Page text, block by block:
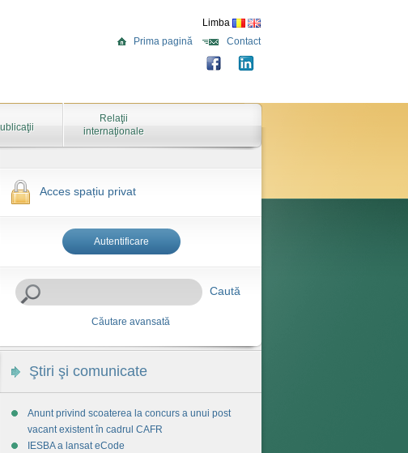
Limba
Prima pagină
Contact
Relaţii
internaţionale
Acces spațiu privat
Autentificare
Caută
Căutare avansată
Ştiri şi comunicate
Anunt privind scoaterea la concurs a unui post
vacant existent în cadrul CAFR
IESBA a lansat eCode